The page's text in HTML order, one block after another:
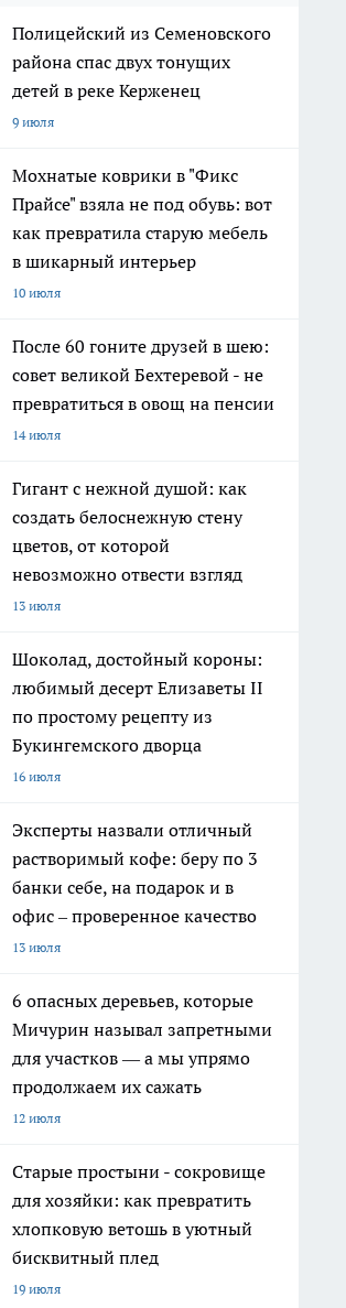
Полицейский из Семеновского
района спас двух тонущих
детей в реке Керженец
9 июля
Мохнатые коврики в "Фикс
Прайсе" взяла не под обувь: вот
как превратила старую мебель
в шикарный интерьер
10 июля
После 60 гоните друзей в шею:
совет великой Бехтеревой - не
превратиться в овощ на пенсии
14 июля
Гигант с нежной душой: как
создать белоснежную стену
цветов, от которой
невозможно отвести взгляд
13 июля
Шоколад, достойный короны:
любимый десерт Елизаветы II
по простому рецепту из
Букингемского дворца
16 июля
Эксперты назвали отличный
растворимый кофе: беру по 3
банки себе, на подарок и в
офис – проверенное качество
13 июля
6 опасных деревьев, которые
Мичурин называл запретными
для участков — а мы упрямо
продолжаем их сажать
12 июля
Старые простыни - сокровище
для хозяйки: как превратить
хлопковую ветошь в уютный
бисквитный плед
19 июля